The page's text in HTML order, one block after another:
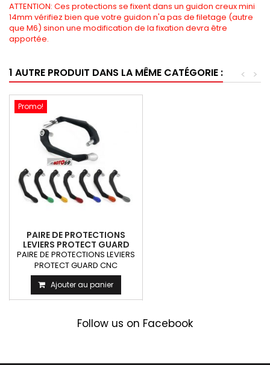
ATTENTION: Ces protections se fixent dans un guidon creux mini
14mm vérifiez bien que votre guidon n'a pas de filetage (autre
que M6) sinon une modification de la fixation devra être
apportée.
1 AUTRE PRODUIT DANS LA MÊME CATÉGORIE : >
<
Promo!
PAIRE DE PROTECTIONS
LEVIERS PROTECT GUARD
ALU CNC LT21 MOTOS
PAIRE DE PROTECTIONS LEVIERS
PROTECT GUARD CNC
COULEURS POUR MOTOS LT21
(la...
Ajouter au panier
Follow us on Facebook